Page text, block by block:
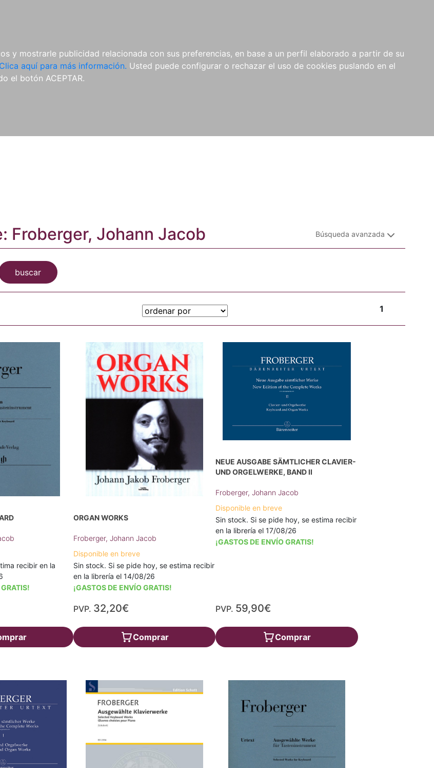
y mostrarle publicidad relacionada con sus preferencias, en base a un perfil elaborado a partir de su
Clica aquí para más información. Usted puede configurar o rechazar el uso de cookies puslando en el
el botón ACEPTAR.
REVISTAS
CDS Y
DVDS
MATERIAL
COMPLEMENTARIO
NOVEDADES NOTICIAS
COMPRAS
INSTITUCIONALES
Froberger, Johann Jacob Búsqueda avanzada
buscar
1
recibir en la
ORGAN WORKS
Froberger, Johann Jacob
Disponible en breve
Sin stock. Si se pide hoy, se estima recibir
en la librería el 14/08/26
¡GASTOS DE ENVÍO GRATIS!
PVP. 32,20€
Comprar
NEUE AUSGABE SÄMTLICHER CLAVIER-
UND ORGELWERKE, BAND II
Froberger, Johann Jacob
Disponible en breve
Sin stock. Si se pide hoy, se estima recibir
en la librería el 17/08/26
¡GASTOS DE ENVÍO GRATIS!
PVP. 59,90€
Comprar